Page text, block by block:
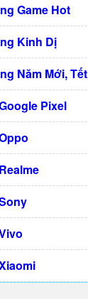
Game Hot
Kinh Dị
Năm Mới, Tết
Pixel